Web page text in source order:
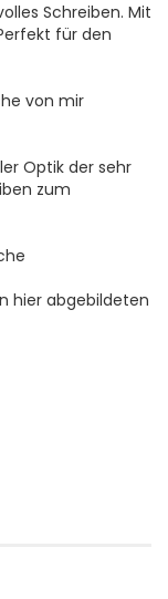
Schreiben. Mit
für den
von mir
Optik der sehr
zum
hier abgebildeten